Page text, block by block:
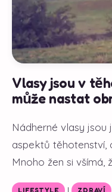
Vlasy jsou v
může nastat
Nádherné vlasy jsou
aspektů těhotenství,
Mnoho žen si všímá,
|